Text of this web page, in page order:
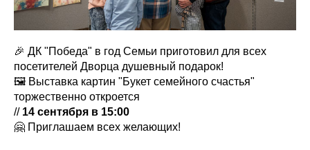
🎉 ДК "Победа" в год Семьи приготовил для всех
посетителей Дворца душевный подарок!
🖼 Выставка картин "Букет семейного счастья"
торжественно откроется
// 14 сентября в 15:00
🤗 Приглашаем всех желающих!